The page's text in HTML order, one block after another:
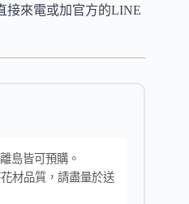
接來電或加官方的LINE
島皆可預購。
材品質，請盡量於送